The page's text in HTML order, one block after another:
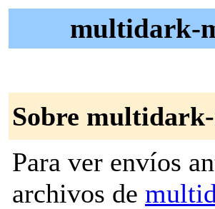
multidark-
Sobre
Para ver envíos
archivos de